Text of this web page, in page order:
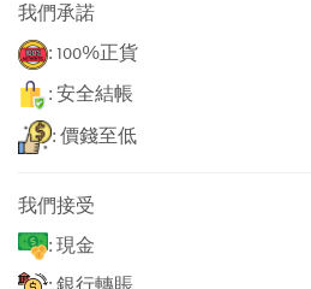
我們承諾
: 100%正貨
: 安全結帳
: 價錢至低
我們接受
: 現金